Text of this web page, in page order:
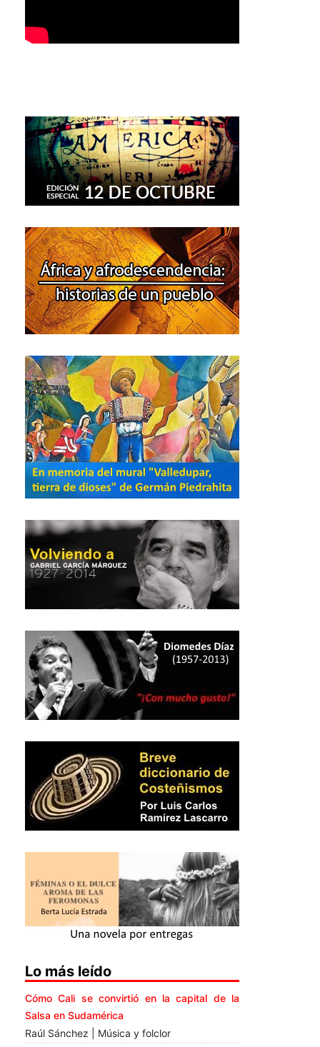
Lo más leído
Cómo Cali se convirtió en la capital de la
Salsa en Sudamérica
Raúl Sánchez | Música y folclor